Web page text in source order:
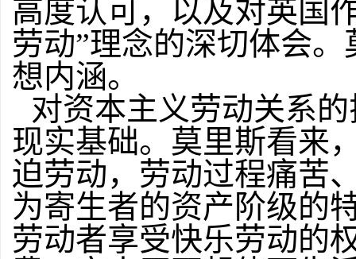
高度认可，以及对英国
劳动”理念的深切体会
想内涵。
对资本主义劳动关系
现实基础。莫里斯看来
迫劳动，劳动过程痛苦
为寄生者的资产阶级的
劳动者享受快乐劳动的